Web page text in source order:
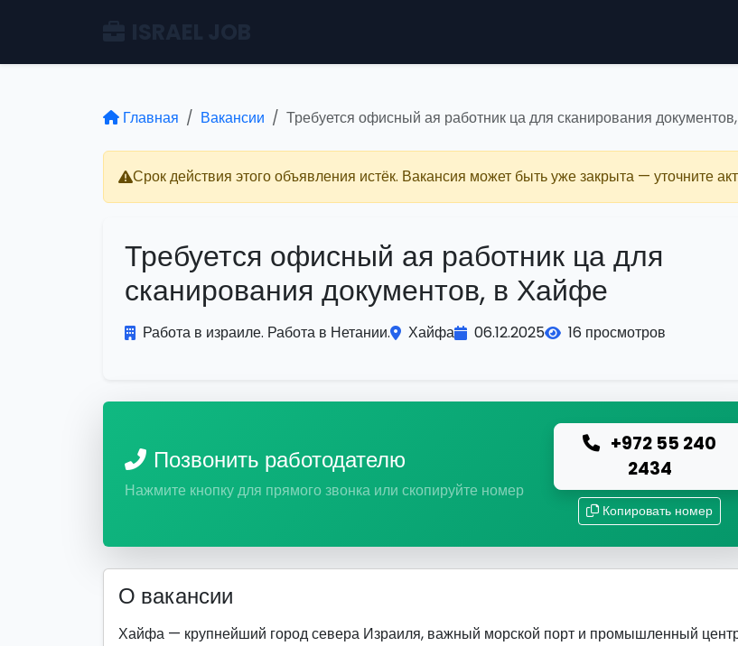
Главная Вакансии Требуется офисный ая работник ца для сканирования
Срок действия этого объявления истёк. Вакансия может быть уже закрыта — уточните
Требуется офисный ая работник ца для
сканирования документов, в Хайфе
Работа в израиле. Работа в Нетании. Хайфа 06.12.2025 16 просмотров
Позвонить работодателю
Нажмите кнопку для прямого звонка или скопируйте номер
+972 55 240
2434
Копировать номер
О вакансии
Хайфа — крупнейший город севера Израиля, важный морской порт и промышленный